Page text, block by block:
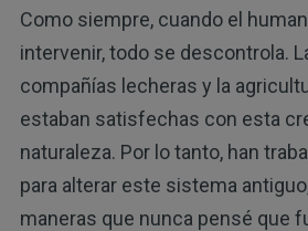
Como siempre, cuando el
intervenir, todo se descontrola.
compañías lecheras y la
estaban satisfechas con esta
naturaleza. Por lo tanto, han
para alterar este sistema
maneras que nunca pensé que